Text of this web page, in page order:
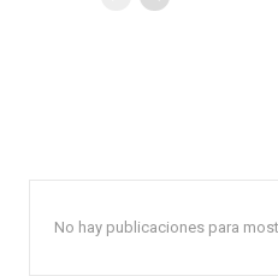
No hay publicaciones para